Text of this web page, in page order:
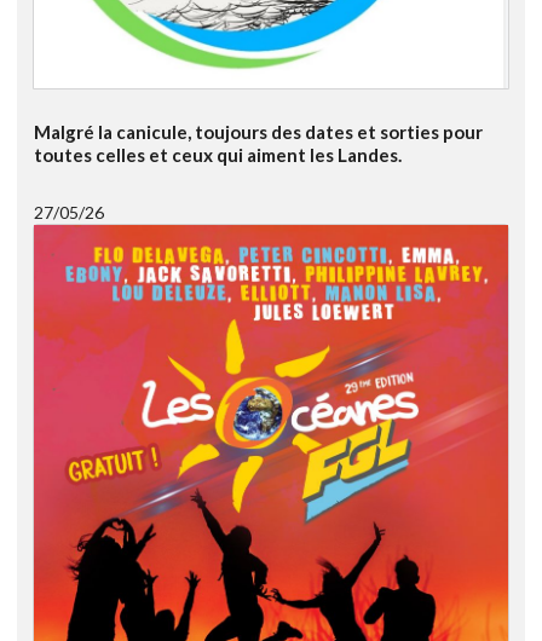
Malgré la canicule, toujours des dates et sorties pour
toutes celles et ceux qui aiment les Landes.
27/05/26